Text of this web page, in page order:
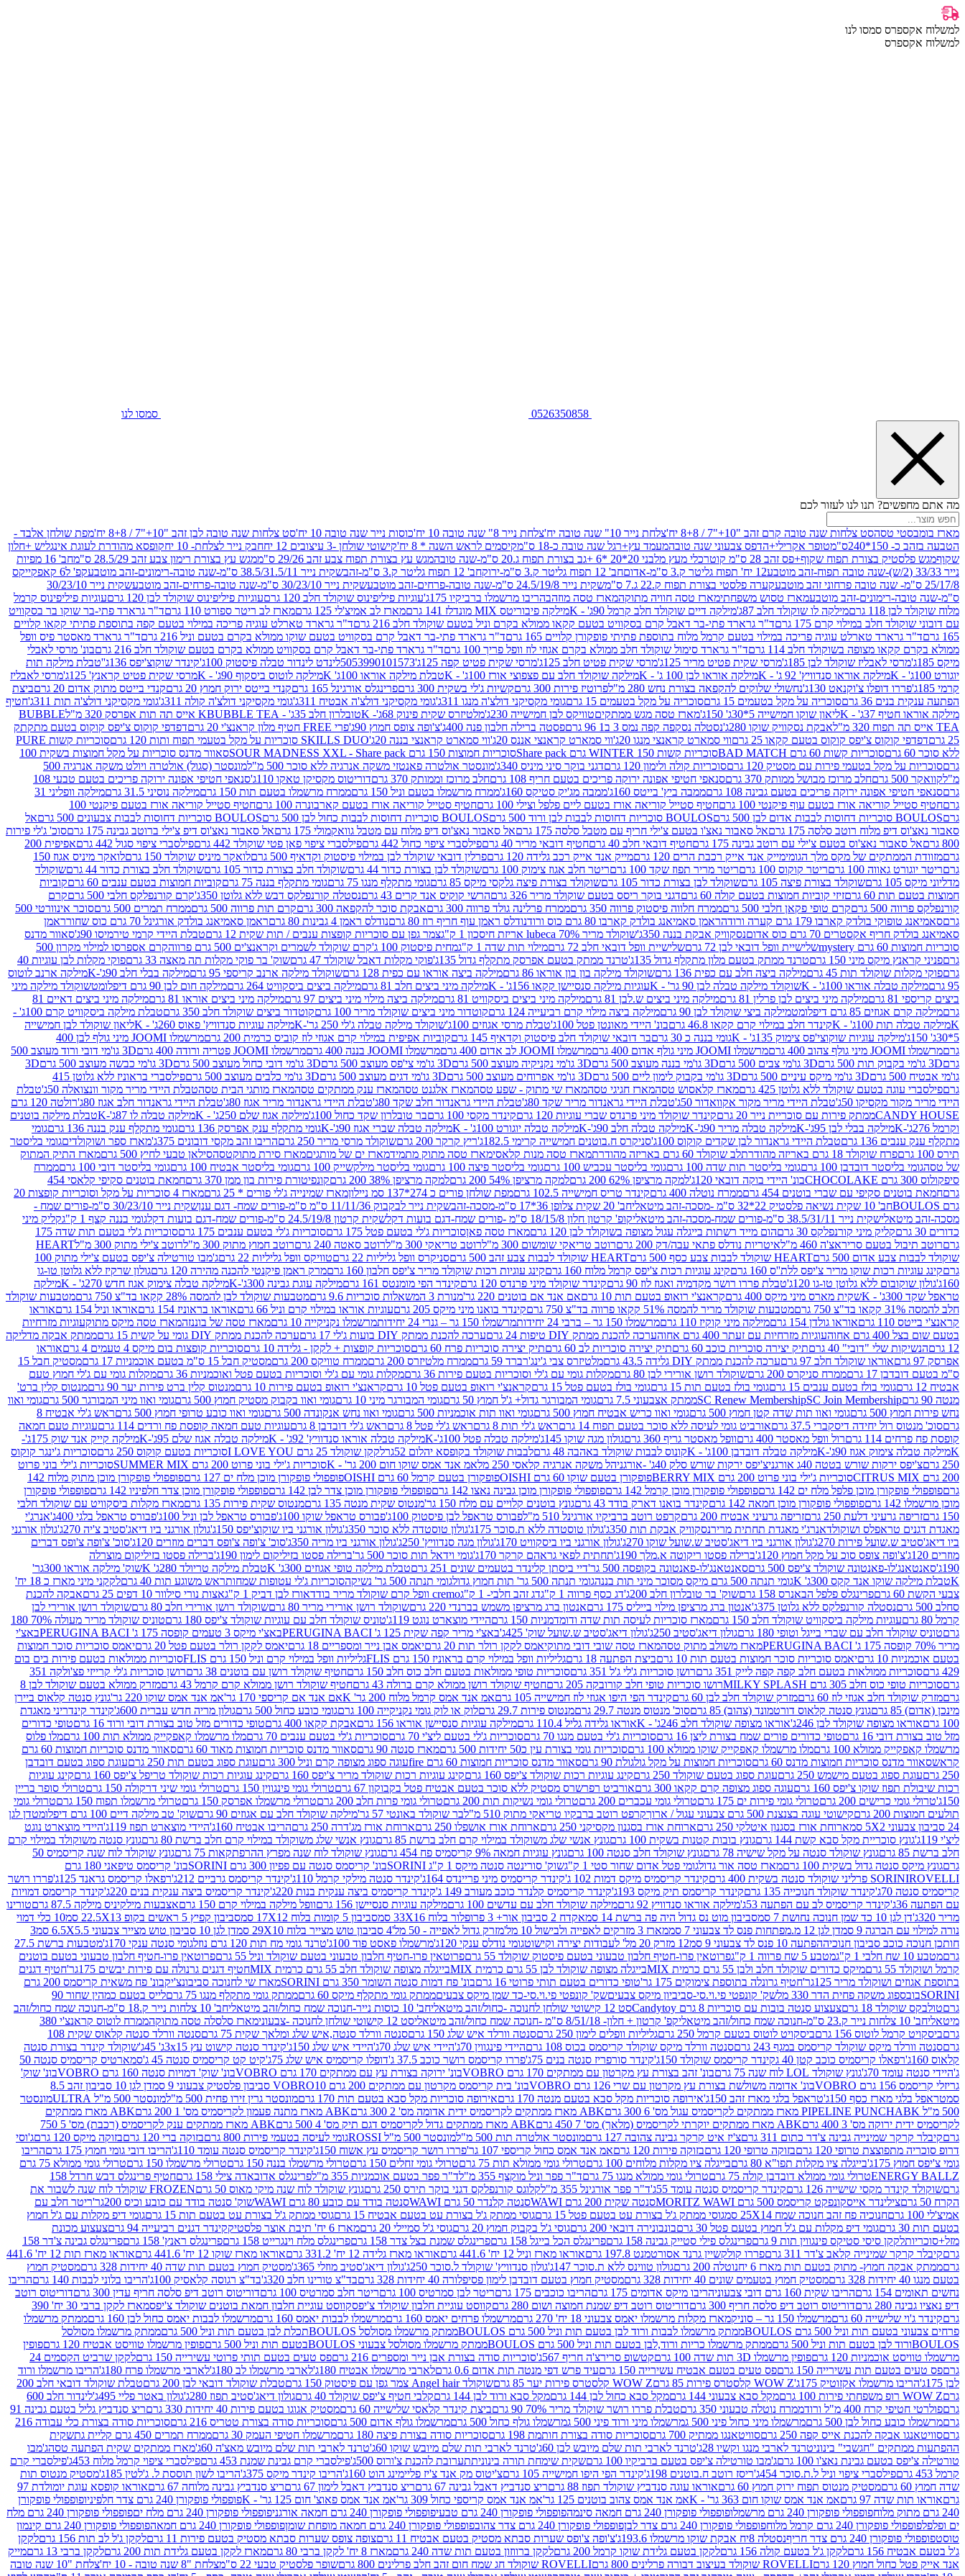
למשלוח אקספרס סמסו לנו
למשלוח אקספרס
0526350858 סמסו לנו
מה אתם מחפשים? תנו לנו לעזור לכם
מארז בומבסטי טסהסט צלחות שנה טובה קרם זהב "10+"7 / 8+8 יח' צלחת נייר 10" שנה טובה יח' צלחת נייר 8" שנה טובה 10 יח' כוסות נייר שנה טובה 10 יח' סט צלחות שנה טובה לבן זהב "10+"7 / 8+8 יח'
מפת שולחן אלבד -
הטבעה בזהב כ- 150*240ס"מ
טופר אקרילי+הדפס צבעוני שנה טובהמעמד עץ+רגל שנה טובה כ-18 ס"מ קיסמים לראש השנה * 8 יח' קישוטי שולחן -3 עיצובים 12 יח חבק נייר לצלחת- 10 יח
קופסא מהודרת לעוגת אינגליש +חלון
שקוףמגש פלסטיק בצורת תפוח שקוף+פס זהב 28 ס"מ קוטר כלי מעץ מלבני 20*20 *6 +גב בצורת תפוח ג.20 ס"מ-שנה טובה מגש עץ בצורת תפוח צבע זהב 29/26 ס"מ מגש עץ בצורת רימון צבע זהב 28.5/29 ס"מ
חב' 16 מפיות
נייר 33/33 (2/ש)-שנה טובה תפוח-זהב מוטבע
12 יח' תפוח גליטר ק.3 ס"מ-אדום חב' 12 תפוח גליטר ק.3 ס"מ-ירוק חב' 12 תפוח גליטר ק.3 ס"מ-זהב שקית נייר 38.5/31.5/11 ס"מ-שנה טובה-רימונים-זהב מוטבע
קפ' ל6 קאפקייקס
25/17/8 ס"מ- שנה טובה פרחוני זהב מוטבע
קערה פלסטי בצורת תפוח ק.22 ג.7 ס"מ שקית נייר 24.5/19/8 ס"מ-שנה טובה-פרחים-זהב מוטבע שקית נייר 30/23/10 ס"מ-שנה טובה-פרחים-זהב מוטבע
שקית נייר 30/23/10
ס"מ-שנה טובה-רימונים-זהב מוטבעמארז טסוש משפחתימארז טסה חוויה מתוקהמארז טסה מוזהבהריבו מרשמלו ברביקיו 175ג' עוגיות פיליפינוס שוקולד חלב 120 גרם עוגיות פיליפינוס שוקולד לבן 120 גרם
עוגיות פיליפינוס קרמל
מלוח שוקולד לבן 118 גרם
מילקה לו שוקולד חלב 87ג' מילקה דיים שוקולד חלב קרמל 90ג' - K מילקה פיבוריטס MIX מונדלז 141 גרם מארז לב אמיצ'לי 125 גרם מארז לב ריטר ספורט 110 גרם
ד"ר גרארד פתי-בר שוקו בר בסקוויט
עם דובוני שוקולד חלב במילוי קרם 175 גרם
ד"ר גרארד פתי-בר דאבל קרם בסקוויט בטעם קקאו ממולא בקרם וניל בטעם שוקולד חלב 216 גרם
ד"ר גרארד טארלט עוגיה פריכה במילוי בטעם קפה בתוספת פתיתי קקאו קלויים
165 גרם
ד"ר גרארד טארלט עוגיה פריכה במילוי בטעם קרמל מלוח בתוספת פתיתי פופקורן קלויים 165 גרם ד"ר גרארד פתי-בר דאבל קרם בסקוויט בטעם שוקו ממולא בקרם בטעם וניל 216 גרם
ד"ר גרארד מאסטר פיס וופל
ממולא בקרם קקאו מצופה בשוקולד חלב 114 גרם
ד"ר גרארד סימול שוקולד חלב ממולא בקרם אגוזי לוז וופל פריך 100 גרם ד"ר גרארד פתי-בר דאבל קרם בסקוויט ממולא בקרם בטעם שוקולד חלב 216 גרם
בונ' מרסי לאבלי
מיקס 185ג'
מרסי לאבליז שוקולד לבן 185ג' מרסי שקית פטיט מריר 125ג' מרסי שקית פטיט חלב 125ג' מרסי שקית פטיט קפה 125ג' 5053990101573לינדט לינדור טבלה פיסטוק 100ג' קינדר שוקוצ'יפס 136ג'
'טבלת מילקה תות
יוגורט 100ג' - K
מילקה אוראו סנדוויץ' 92 ג' - K מילקה אוראו לבן 100 ג' - K מילקה שוקולד חלב עם פצפוצי אורז 100ג' - K טבלת מילקה אוראו 100ג' K מילקה לוטוס ביסקוף 90ג' - K מרסי שקית פטיט קראנץ' 125ג'
מרסי לאבליז
קרמי 185ג'
פררו דופלו צ'וקנאט 130ג' נחשולי שלוקים להקפאה בצורת נחש 280 מ"ל פרוטיז פירות 300 גרם קשיות ג'לי בשקית 300 גרם פרינגלס אורגינל 165 גרם קנדי בייטס ירוק חמוץ 20 גרם קנדי בייטס מתוק אדום 20 גרם
ביצת
הפתעה ענקית בנים 36 גרם
סוכריה על מקל בטעמים 15 גרם סוכריה על מקל בטעמים 15 גרם גומי מקסיקני דולצ'ה מנגו 311ג' גומי מקסיקני דולצ'ה אבטיח 311ג' גומי מקסיקני דולצ'ה קולה 311ג' גומי מקסיקני דולצ'ה תות 311ג'
חטיף
מילקה אוראו חטיף 37ג' - K
ליאון שוקו חמישייה 5*30ג' 150ג' מארז טסה מגש ממתקיםטוויקס לבן חמישייה 230ג' מלטיזרס שקית פינוק 68ג'- K טובלרון חלב 35ג' - K BUBBLE TEA אייס תה תות אפרסק 320 מ"ל
BUBBLE
TEA אייס תה תפוח 320 מ"ל
אבקת נסקוויק שוקו 280ג' נסטלה נסקפה קפה נמס 3 ב1 96 גרם פסטה ברילה חלבון פנה 400ג' צ'ופה צופס חמוץ 90ג' פרי FREE חטיף מלון קראנצ'י 20 גרם
דפדפי קוקוס צ'יפס קוקוס בטעם מתקתק
25 גרם
דפדפי קוקוס צ'יפס קוקוס בטעם קקאו 25 גרם ווי סמארט קראנצי מנגו 20ג' ווי סמארט קראנצי אננס 20ג' ווי סמארט קראנצי בננה 20ג' SKILLS DUO סוכריות על מקל בטעמי תפוח ותות 120 גרם
סוכריות קשות PURE
ללא סוכר 60 גרם
סוכריות קשות 60 גרם BAD MATCH סוכריות קשות WINTER 150 גרם Share pack סוכריות חמוצות 150 גרם SOUR MADNESS XXL - Share pack
סאוור מדנס סוכריות על מקל חמוצות בשקית 100
גרםסוכריות על מקל בטעמי פירות עם מסטיק 120 גרם סוכריות קולה ולימון 120 גרם דגני בוקר סיני מיניס 340ג' מונסטר אולטרה פאנטזי משקה אנרגיה ללא סוכר 500 מ"ל
מונסטר (סגול) אולטרה ויולט משקה אנרגיה 500
מ"לקוואקר 500 גרם חלב מרוכז מבושל ממותק 370 גרם סנאפי חטיפי אפונה ירוקה פריכים בטעם חריף 108 גרם חלב מרוכז וממותק 370 גרם דוריטוס מקסיקן טאקו 110ג'
סנאפי חטיפי אפונה ירוקה פריכים בטעם טבעי 108
גרםסנאפי חטיפי אפונה ירוקה פריכים בטעם גבינה 108 גרם ממבה ביץ' בייטס 160ג' ממבה מג'יק סטיקס 160ג' ממרח מרשמלו בטעם וניל 150 גרם ממרח מרשמלו בטעם תות 150 גרם מילקה נוסיני 31.5 גרם
מילקה וופליני 31
גרםחטיף סטייל קוריאה אורז בטעם עוף פיקנטי 100 גרם חטיף סטייל קוריאה אורז בטעם ליים פלפל וצילי 100 גרם חטיף סטייל קוריאה אורז בטעם קארבונרה 100 גרם
חטיף סטייל קוריאה אורז בטעם פיקנטי 100
גרםBOULOS סוכריות דחוסות לבבות אדום לבן 500 גרם BOULOS סוכריות דחוסות לבבות לבן ורוד 500 גרם BOULOS סוכריות דחוסות לבבות כחול לבן 500 גרם BOULOS סוכריות דחוסות לבבות צבעונים 500 גרם
אל
סאבור נאצ'וס דיפ מלוח רוטב סלסה 175 גרם
אל סאבור נאצ'ו בטעם צ'ילי חריף עם מטבל סלסה 175 גרם אל סאבור נאצ'וס דיפ מלוח עם מטבל גוואקמולי 175 גרם אל סאבור נאצ'וס דיפ צ'ילי ברוטב גבינה 175 גרם
סוכ' ג'לי פירות
800 גרם
אל סאבור נאצ'וס בטעם צ'ילי עם רוטב גבינה 175 גרם חטיף דובאי חלב 40 גרם חטיף דובאי מריר 40 גרם פילסברי ציפוי כחול 442 גרם פילסברי ציפוי פאן פטי שוקולד 442 גרם פילסברי ציפוי סגול 442 גרם
אפיפית 200
גרםמזוודת הממתקים של מקס מלך הגומימייק אנד אייק רכבת הרים 120 גרם מייק אנד אייק רכב גלידה 120 גרם פרלין דובאי שוקולד לבן במילוי פיסטוק וקדאיף 500 גרם לואקר מיניס שוקולד 150 גרם
לואקר מיניס אגוז 150
גרםריטר יוגורט גאווה 100 גרם ריטר קוקוס 100 גרם ריטר מריר תפוז שקד 100 גרם ריטר חלב אגוז צימוק 100 גרם שוקולד לבן בצורת כדור 44 גרם שוקולד חלב בצורת כדור 105 גרם שוקולד חלב בצורת כדור 44 גרם
שוקולד
מדליוני מיקס 105 גרם
שוקולד בצורת פיצה 105 גרם שוקולד לבן בצורת כדור 105 גרם שוקולד בצורת פיצה גלקסי מיקס 85 גרם גומי מתקלף מנגו 75 גרם גומי מתקלף בננה 75 גרם קוביות חמוצות בטעם ענבים 60 גרם
קוביות
חמוצות בטעם תות 60 גרם
זיזי קוביות חמוצות בטעם קולה 60 גרם דגני בוקר ריסס בטעם שוקולד מריר 326 גרם הרשי קוקיס אנד קרים 43 גרם נסטלה קורנפלקס דבש ללא גלוטן 350ג' קרם קורנפלקס חלבי 500 גרם
קרם
קורנפלקס פרווה 500 גרם
קרם טופי פקאן חלבי 500 גרם ממרח חלווה פיסטוק פרווה 350 גרם ממרח פרלינה גולד פרווה 300 גרם אבקת סוכר להקפאה 300 גרם קרם תות פרווה 500 גרם ממרח תמרים 500 גרם
סוכר אינוורטי 500
גרםסאמיאנג טופוקי בולדק קארבו 179 גרם קערה ורודה ראמן סאמיאנג בולדק קארבו 80 גרם כוס ורוד נודלס ראמן עוף חריף רוז 80 גרם נודלס ראמן 4 גבינות 80 גרם ראמן סאמיאנג בולדק אורגינל 70 גרם כוס שחור
ראמן
סאמיאנג בולדק חריף אקסטרים 70 גרם כוס אדום
נסקוויק אבקת בננה 350ג' שוקולד מריר 70% lubeca אריזת חיסכון 1 ק"ג צמר גפן עם סוכריות קופצות ענבים / תות שקית 12 גרם טבלת היידי קרמי טירמיסו 90ג'
סאוור מדנס
סוכריות חמוצות 60 גרם mystery
שלישיית וופל דובאי לבן 72 גרם שלישיית וופל דובאי חלב 72 גרם מילוי תות שדה 1 ק"ג מחית פיסטוק 100 ג' קרם שוקולד לשמרים וקראנצ'ים 500 גרם פרווה
קרם אספרסו למילוי מקרון 500
גרםפניני קראנץ מיקס מיני 150 גרם טרנד ממתק בטעם מלון מתקלף גדול 135ג' טרנד ממתק בטעם אפרסק מתקלף גדול 135ג' פוקי מקלות דאבל שוקולד 47 גרם שוק' בר פוקי מקלות תה מאצה 33 גרם
פוקי מקלות לבן עוגיות 40
גרםפוקי מקלות שוקולד תות 45 גרם מילקה ביצה חלב עם כפית 136 גרם שוקולד מילקה בון בון אוראו 86 גרם מילקה ביצה אוראו עם כפית 128 גרם שוקולד מילקה ארנב קריספי 95 גרם מילקה בבלי חלב 90ג'-K
מילקה ארנב לוטוס
95 גרם
מילקה טבלה אוראו 100ג' - K שוקולד מילקה טבלה לבן 90 גר' - K עוגיות מילקה סנסיישן קקאו 156ג' - K מילקה מיני ביצים חלב 81 גרם מילקה ביצים ביסקוויט 264 גרם מילקה חום לבן 90 גרם דיפלומט
שוקולד מילקה מיני
ביצים קריספי 81 גרם
מילקה מיני ביצים לבן פרלין 81 גרם מילקה מיני ביצים ש.לבן 81 גרם מילקה מיני ביצים ביסקוויט 81 גרם מילקה ביצה מילוי מיני ביצים 97 גרם מילקה מיני ביצים אוראו 81 גרם
מילקה מיני ביצים דאיים 81
גרםמילקה קרם אגוזים 85 גרם דיפלומט מילקה ביצי שוקולד לבן 90 גרם מילקה ביצה מילוי קרם רביעייה 124 גרם קוטדור מיני ביצים שוקולד מריר 100 גרם קוטדור ביצים שוקולד חלב 350 גרם
טבלת מילקה ביסקוויט קרם 100ג' -
Kמילקה טבלה תות 100ג' - K קינדר חלב במילוי קרם קקאו 46.8 גרם בונ' היידי מאונטן פטל 100ג' טבלת מרסי אגוזים 100ג' שוקולד מילקה טבלה ג'לי 250 גר'-K מילקה עוגיות סנדוויץ' פאוס 260ג' - K
ליאון שוקולד לבן חמישייה
5*30ג' 150ג'
מילקה עוגיות שוקוצי'פס צימוק 135ג' - K גומי בננה כ 30 גרם בר דובאי שוקולד חלב פיסטוק וקדאיף 145 גרם קוביות אפיפית במילוי קרם אגוזי לוז קוביס כרמית 200 גרם
מרשמלו JOOMI מיני גולף לבן 400
גרםמרשמלו JOOMI מיני גולף צהוב 400 גרם מרשמלו JOOMI מיני גולף אדום 400 גרם מרשמלו JOOMI לב אדום 400 גרם מרשמלו JOOMI בננה 400 גרם מרשמלו JOOMI פטריה ורודה 400 גרם
3D גו'מי דובי ורוד מעוצב 500
גרם3D גו'מי בקבוק תות 500 גרם 3D גו'מי צבים 500 גרם 3D גו'מי בננה מעוצב 500 גרם 3D גו'מי נקניקיה מעוצב 500 גרם 3D גו'מי צי'פס מעוצב 500 גרם 3D גו'מי דובי כחול מעוצב 500 גרם 3D גו'מי כבשה מעוצב 500 גרם
3D
גו'מי אבטיח 500 גרם
3D גו'מי מיקס עיניים 500 גרם 3D גו'מי בקבוק לימון ליים 500 גרם 3D גו'מי אפרוחים מעוצב 500 גרם 3D גו'מי דגים מעוצב 500 גרם 3D גו'מי כלבים מעוצב 500 גרם
פילסברי בראוניז ללא גלוטן 415
גרםפילסברי עוגה בטעם שוקולד ללא גלוטן 425 גרם מארז קלאסוש טסהמארז חגיגי טסהמארז שי מתוק - שפע טסהמארז אלגנט טסהמארז ענק ממתקים טסהמארז מותגי הבית טסהטבלת היידי מריר מקור וונצואלה 50ג'
טבלת
היידי מריר מקור מקסיקו 50ג'
טבלת היידי מריר מקור אקוואדור 50ג' טבלת היידי גראנדור מריר שקד 80ג' טבלת היידי גראנדור חלב שקד 80ג' טבלת היידי גראנדור מריר אגוז 80ג' טבלת היידי גראנדור חלב אגוז 80ג'
רולטה 120 גרם
CANDY HOUSEממתק פירות עם סוכריית נייר 20 גרם קינדר שוקולד מיני פרנדס שברי עוגיות 120 גרם קינדר מקסי 100 גרם בר טובלרון שקד כחול 100ג' מילקה אגוז שלם 250ג' - K מילקה טבלה לו 87ג'-K
טבלת מילקה בוטנים
וקרמל 276ג'-K
מילקה בבלי לבן 95ג'-K מילקה טבלה מריר 90ג'-K מילקה טבלה חלב 90ג'-K מילקה טבלה יוגורט 100ג' - K מילקה טבלה שברי אגוז 90ג'-K גומי מתקלף ענק אפרסק 136 גרם גומי מתקלף ענק בננה 136 גרם
גומי
מתקלף ענק ענבים 136 גרם
טבלת היידי גראנדור לבן שקדים קוקוס 100ג' סניקרס ח.בוטנים חמישייה קרימי 182.5ג' ריץ קרקר 200 גרם שוקולד מרסי מריר 250 גרם הריבו זהב מקסי דובונים 375ג' מארז ספר ושוקולדיםגומי בליסטר
תירס 100 גרם
פרח שוקולד 18 גרם באריזה מהודרת לב שוקולד 60 גרם באריזה מהודרת מארז טסה מנות קלאסימארז טסה מתוק מתמידמארז ים של מותגיםמארז סירת מתוקטסהסילאן טבעי לחיץ 500 גרם
מארז התיק המתוק
של טסהגומי בליסטר דובדבן 100 גרם גומי בליסטר תות שדה 100 גרם גומי בליסטר עכביש 100 גרם גומי בליסטר פיצה 100 גרם גומי בליסטר מילקשייק 100 גרם גומי בליסטר אבטיח 100 גרם גומי בליסטר דובי 100 גרם
ממרח
סיפקולוס 300 גרם CHOCOLAKE
בונ' היידי בוקה דובאי 120ג' למקה מרציפן 62% 200 גרם למקה מרציפן 54% 200 גרם למקה מרציפן 38% 200 גרם קונפיטורת פירות בון ממן 370 גרם
חמאת בוטנים סקיפי קלאסי 454
גרםחמאת בוטנים סקיפי עם שברי בוטנים 454 גרם ממרח נוטלה 400 גרם קינדר טריס חמישייה 102.5 גרם מפת שולחן פורים כ 274*137 סמ ניילון מארז שמינייה ג'לי פורים * 25 גרם
מארז 4 סוכריות על מקל וסוכריות קופצות 20
גרם BOULOS
חב' 10 שקית נשיאה פלסטיק 22*32 ס"מ -מסכה-זהב מיטאלי חב' 20 שקית צלופן 36*17 ס"מ-מסכה-זהב שקית נייר לבקבוק 11/11/36 ס"מ ס"מ-פורים שמח- דגם ענן
שקית נייר 30/23/10 ס"מ-פורים שמח -
מסכה-זהב מיטאלישקית נייר 38.5/31/11 ס"מ-פורים שמח-מסכה-זהב מיטאלי קופ' קרטון חלון 18/15/8 ס"מ -פורים שמח-דגם בועות דקל שקית קרטון 24.5/19/8 ס"מ-פורים שמח-דגם בועות דקל גומי בננה קצף 1 ק"ג
קליק מיני
כדורים 30 גרם
קליק מיני קורנפלקס 30 גרם הום מייד רשתות בייגלה עגול מצופה בשוקולד לבן 120 גרם מארז טסה פאןסוכריות ג'לי בטעם פטל 175 גרם סוכריות ג'לי בטעם ענבים 175 גרם
סוכריות ג'לי בטעם תות שדה 175
גרםרוטב תיבול בטעם סריראצ'ה 460 מ"ל איטריות נודלס פתאי עבה/דק 200 גרם רוטב טריאקי שומשום 300 מ"ל רוטב טריאקי 300 מ"ל רוטב סאטה 240 גרם רוטב חמוץ מתוק 300 מ"ל רוטב צ'ילי מתוק 300 מ"ל
HEART
שוקולד לבבות צבע אדום 500 גרם
HEART שוקולד לבבות צבע כסף 500 גרם HEART שוקולד לבבות צבע זהב 500 גרם סניקרס וופל גליליות 22 גרם טוויקס וופל גליליות 22 גרם
ג'מבו טורטילה צ'יפס בטעם צ'ילי מתוק 100
גרםקינג עוגיות רכות שוקו מריר צ'יפס ללת''ס 160 גרם קינג עוגיות רכות צ'יפס קרמל מלוח 160 גרם קינג עוגיות רכות שוקולד מריר צ'יפס חלבון 160 גרם מרק ראמן פיקנטי להכנה מהירה 120 גרם
גולון שרקיז ללא גלוטן טו-גו
160ג' גולון שוקובום ללא גלוטן טו-גו 120ג' טבלת פררו רושר מקדמיה ואגוז לוז 90 גרם קינדר שוקולד מיני פרנדס 120 גרם קינדר הפי מומנטס 161 גרם מילקה עוגת גבינה 300ג'-K מילקה טבלה צימוק אגוז חדש 270ג' - K
מילקה
טראפל שקד 300ג' - K
שקית מארס מיני מיקס 400 גרם קראנצ'י רואופ בטעם תות 10 גרם אם אנד אם בוטנים 220 גר' מנורת 3 המשאלות סוכריות 9.6 גרם מטבעות שוקולד לבן להמסה 28% קקאו בד"צ 750 גרם
מטבעות שוקולד
חלב להמסה 31% קקאו בד"צ 750 גרם
מטבעות שוקולד מריר להמסה 51% קקאו פרווה בד"צ 750 גרם קינדר בואנו מיני מיקס 205 גרם עוגיות אוראו במילוי קרם וניל 66 גרם אוראו בראוניז 154 גרם אוראו וניל 154 גרם
אוראו
קראנצ'י בייטס 110 גרם
אוראו גולדן 154 גרם מילקה מיני קוקיז 110 גרם מרשמלו 150 גר – ברבי 24 יחידות מרשמלו 150 גר – גנרי 24 יחידות מרשמלו נקניקייה 10 גרם מארז טסה של בוננזהמארז טסה מיקס מתוקעוגיות מזרחיות
בטעם שום בצל 400 גרם אחוה
עוגיות מזרחיות עם זעתר 400 גרם אחוה ערכה להכנת ממתק DIY טיפות 24 גרם ערכה להכנת ממתק DIY בועות ג'לי 17 גרם ערכה להכנת ממתק DIY גומי על קשית 15 גרם
ממתק אבקה מדליקה
12 גרם
הנשיקות שלי "דובי" 40 גרם תיק יצירה סוכריות כוכב 60 גרם תיק יצירה סוכריות לב 60 גרם תיק יצירה סוכריות פרח 60 גרם סוכריות קופצות + לקקן - גלידה 10 גרם סוכריות קופצות בום מיקס 4 טעמים 4 גרם
אוראו
אפרסק 97 גרם
אוראו שוקולד חלב 97 גרם ערכה להכנת ממתק DIY גלידה 43.5 גרם מלטיזרס צבי ג'ינג'רברד 59 גרם ממרח מלטיזרס 200 גרם ממרח טוויקס 200 גרם מסטיק חבל 15 ס"מ בטעם אוכמניות 17 גרם
מסטיק חבל 15
ס"מ בטעם דובדבן 17 גרם
ממרח סניקרס 200 גרם שוקולד רושן אורירי לבן 80 גרם מקלות גומי עם ג'לי וסוכריות בטעם פירות 36 גרם מקלות גומי עם ג'לי וסוכריות בטעם פטל ואוכמניות 36 גרם
מקלות גומי עם ג'לי חמוץ טעם
אבטיח 12 גרם
גומי בולז בטעם ענבים 15 גרם גומי בולז בטעם תות 15 גרם גומי בולז בטעם פטל 15 גרם קראנצ'י רואופ בטעם פטל 10 גרם קראנצ'י רואופ בטעם פירות 10 גרם מנטוס קלין ברט פירות יער 90 גרם
מנטוס קלין ברט'
מנטה 90 גרם
SC Renew MembershipSC Join Membership ממתק אצבעוני 7.5 גרם גומי המבורגר גדול+ ג'ל חמוץ 50 גרם גומי המבורגר מיני 10 גרם גומי ואוו בקבוק מסטיק חמוץ 500 גרם גומי ואוו מיני המבורגר 500 גרם
גומי ואוו
נחש פירות חמוץ 500 גרם
גומי ואוו תות שדה קטן חמוץ 500 גרם גומי ואוו כריש אבטיח חמוץ 500 גרם גומי ואוו תות אוכמניות 500 גרם גומי ואוו נחש אנקונדה 500 גרם גומי ואוו כובע טרופי חמוץ 500 גרם
ראש ג'לי אבטיח 8
גרםסוכ' מנטוס רול יחידה דיסקברי 37.5 גרם אורביט גומי לעיסה ללא סוכר בטעם תפוח 14 גרם ראש ג'לי תות 8 גרם ראש ג'לי פטל 8 גרם ראש ג'לי דובדבן 8 גרם עוגיות טעם חמאה קופסת פח ורדים 114 גרם
עוגיות טעם חמאה
קופסת פח פרחים 114 גרם
רול וופל מאסטר 400 גרם וופל מאסטר גריף 360 גרם גולון מגה שוקו 145ג' מילקה טבלה פטל 100ג'-K מילקה טבלה אוראו סנדוויץ' 92ג' - K מילקה טבלה אגוז שלם 95ג'-K
מילקה קייק אנד שוק 175ג'-
Kמילקה טבלה צימוק אגוז 90ג'-K מילקה טבלה דובדבן 100ג' - K קונוס לבבות שוקולד באהבה 48 גרם לבבות שוקולד בקופסא יהלום 52גר לקקן שוקולד 25 גרם I LOVE YOU סוכריות בטעם קוקוס 250 גרם
סוכריות ג'ינגר קוקוס
250 גרם
צ'יפס ירקות שורש בטטה 40ג אורגני צ'יפס ירקות שורש סלק 40ג' -אורגני הל משקה אנרגיה קלאסי 250 מל אמ אנד אמס שוקו חום 200 גר' - K סוכריות ג'ילי בוני פרוט 200 גרם SUMMER MIX
סוכריות ג'ילי בוני פרוט
200 גרם CITRUS MIX
סוכריות ג'ילי בוני פרוט 200 גרם BERRY MIX פופקורן בטעם שוקו 60 גרם OISHI פופקורן בטעם קרמל 60 גרם OISHI פופפולי פופקורן מוכן מלח ים 127 גרם
פופפולי פופקורן מוכן מתוק מלוח 142
גרםפופפולי פופקורן מוכן פלפל מלח ים 142 גרם פופפולי פופקורן מוכן קרמל 142 גרם פופפולי פופקורן מוכן גבינה נאצו 142 גרם פופפולי פופקורן מוכן צדר לבן 142 גרם פופפולי פופקורן מוכן צדר חלפיניו 142 גרם
פופפולי פופקורן
מוכן מרשמלו 142 גרם
פופפולי פופקורן מוכן חמאה 142 גרם קינדר בואנו דארק בודד 43 גרם גונץ בוטנים קלויים עם מלח 150 גר' מנטוס שקית מנטה 135 גרם מנטוס שקית פירות 135 גרם
מארז מקלות ביסקוויט עם שוקולד חלבי
150 גרם
זריפה גרעיני דלעת 250 גרם זריפה גרעיני אבטיח 200 גרם קרפט רוטב ברביקיו אורגינל 510 מ"ל פבורס טראפל לבן פיסטוק 100ג' פבורס טראפל שוקו 100ג' פבורס טראפל לבן וניל 100ג' פבורס טראפל בלגי 400ג'
אנרג'י
מאגדת דגנים טראפלס ושוקולדאנרג'י מאגדת תחתית מרירנסקוויק אבקת תות 350ג' גולון טוסטדה ללא ת.סוכר 175ג' גולון טוסטדה ללא סוכר 350ג' גולון אורגני ביו שוקוצ'יפס 150ג' גולון אורגני ביו דיאג'סטיב צ'יה 270ג'
גולון אורגני
ביו דיאג'סטיב ש.שועל פירות 270ג'
גולון אורגני ביו דיאג'סטיב ש.שועל שוקו 270ג' גולון אורגני ביו ביסקוויט 170ג' גולון מגה סנדוויץ' 250ג' גולון אורגני ביו מריה 350ג' סוכ' צ'ופה צ'ופס דברים מוזרים 120ג'
סוכ' צ'ופה צ'ופס דברים
מוזרים 120ג'
צ'ופה צופס סוכ על מקל חמוץ 120ג' ברילה פסטו ריקוטה א.מלך 190ג' תחתית לפאי גראהם קרקר 170ג' גומי וידאל תות סוכר 500 גר' ברילה פסטו בזיליקום לימון 190ג'
ברילה פסטו בזיליקום מוצרלה
190ג' סאנטאנג'לו-פאנטונה שוקולד צ'יפס 500 גרם סאנטאנג'לו-פאנטונה בקופסה 500 גר' דיי ביסתן קלינדר בטעמים שונים 251 גרם טבלת מילקה טופי אגוזים 300ג' K טבלת מילקה טריולד 280ג' K
שוק' מילקה אוראו 300גר'
Kטבלת מילקה שוקו אנד קקס 300ג' K גומי תנתה 500 גרם מיקס מסוכר מיני תות בננה גומי תנתה 500 גר' תות חמוץ גדול גומי תנתה 500 גר' נשיקה סוכריות ג'לי עטופות שמחותראש משוגע תות 40 גרם
לקקני מיני מארז כ 18 יח'
צבעי הקשת 60 גרם
פרינגלס פלפל הבאנרס 158 גרם שוק' בר טובלרון חלב 200ג' דג כסף פרווה 1 ק"ג דג זהב חלבי- 1 ק"ג cremo וופל קרם שוקולד מריר בודד אורז לבן דביק 1 ק"ג אצות נורי סילוור 10 דפים 25 גרם
אבקה להכנת
סחלב 500 גרם
נסטלה קורנפלקס ללא גלוטן 375ג' אנטון ברג מרציפן מילוי בייליס 175 גרם אנטון ברג מרציפן משמש בברנדי 220 גרם שוקולד רושן אורירי מריר 80 גרם שוקולד רושן אורירי חלב 80 גרם
שוקולד רושן אורירי לבן
קרמל 80 גרם
עוגיות מילקה ביסקוויט שוקולד חלב 150 גרם מארז סוכריות לעיסה תות שדה ודומדמניות 150 גרם היידי מוצארט נוגט 119ג' טוניס שוקולד חלב עם עוגיות שוקולד צ'יפס 180 גרם
טוניס שוקולד מריר מעולה 70% 180
גרםטוניס שוקולד חלב עם שברי בייגל וטופי 180 גרם גולון דיאג'סטיב 250ג' גולון דיאג'סטיב ש.שועל שוק' 425ג' באצ'י מריר קפה שקית 125 ג' PERUGINA BACI באצ'י מיקס 3 טעמים קופסה 175 ג' PERUGINA BACI
באצ'י
מריר 70% קופסה 175 ג' PERUGINA BACI
מארז משולב מתוק טסהמארז טסה שובי דובי מתוקיאמס לקקן רולר תות 20 גרם יאמס אבן נייר ומספריים 18 גרם יאמס לקקן רולר בטעם פטל 20 גרם
יאמס סוכריות סוכר חמוצות
בטעם אוכמניות 10 גרם
יאמס סוכריות סוכר חמוצות בטעם תות 10 גרם ביצת הפתעה 18 גרם גליליות וופל במילוי קרם בראוניז 150 גרם FLIS גליליות וופל במילוי קרם וניל 150 גרם FLIS
סוכריות ממולאות בטעם פירות בים בום
429 גרם
סוכריות ממולאות בטעם חלב קפה קפה לייק 351 גרם רושן סוכריות ג'לי ג'ל 351 גרם סוכריות טופי ממולאות בטעם חלב כוס חלב 150 גרם חטיף שוקולד רושן עם בוטנים 38 גרם
רושן סוכריות ג'לי קרייזי פצ'ולקה 351
גרםסוכריות טופי כוס חלב 305 גרם MILKY SPLASH רושו סוכריות טופי חלב קורובקה 205 גרם חטיף שוקולד רושן ממולא קרם ברולה 43 גרם חטיף שוקולד רושן ממולא קרם קרמל 43 גרם
מזרק ממולא בטעם שוקולד לבן 8
גרםמזרק שוקולד חלב אגוזי לוז 60 גרם מזרק שוקולד חלב לבן 60 גרם קינדר הפי היפו אגוזי לוז חמישייה 105 גרם אמ אנד אמס קרמל מלוח 200 גר' K אם אנד אם קריספי 170 גר' אמ אנד אמס שוקו 220 גר'
גונץ סנטה קלאוס ביירן
מינכן (אדום) 85 גרם
גונץ סנטה קלאוס דורטמונד (צהוב) 85 גרם סוכ' מנטוס מנטה 29.7 גרם מנטוס פירות 29.7 גרם לוק או לוק גומי נקניקייה 100 גרם גומי כובע כחול 500 גרם גולון מריה חדש עברית 600ג'
קינדר קינדריני מאגדת
100 גרם
אוראו מצופה שוקולד לבן 246ג' אוראו מצופה שוקולד חלב 246ג' - K אוראו גלידה גליל 110.4 גרם מילקה עוגיות סנסיישן אוראו 156 גרם אבקת קקאו 400 גרם טופי כדורים מזל טוב בצורת דובי ורוד 16 גרם
טופי כדורים
מזל טוב בצורת דובי 16 גרם
טופי כדורים פורים שמח בצורת ליצן 16 גרם סוכריות ג'לי בטעם מנגו 70 גרם סוכריות ג'לי בטעם ליצ'י 70 גרם סוכריות ג'לי בטעם ענבים 70 גרם מלו מרשמלו קאפקייק ממולא תות 100 גרם
מלו פלוס
מרשמלו קאפקייק ממולא 100 גרם
מלו מרשמלו קאפקייק שוקו ממולא 100 גרם סוכריות גומי בצורת עין כ50 יחידות 500 גרם מארז סנטה 90 גרם סאוור מדנס סוכריות חמוצות מאוד 60 גרם
סאוור מדנס סוכריות חמוצות 60 גרם
קראשסאוור מדנס סוכריות חמוצות מדנס 60 גרם סוכריות חמוצות על מקל גולגולת 90 גרם סאוור מדנס סוכריות חמוצות 60 גרם fire עוגה ספוג מצופה קרם וניל 300 גרם עוגת ספוג בטעם תות 250 גרם
עוגת ספוג בטעם דובדבן
250 גרם
עוגת ספוג בטעם מישמש 250 גרם עוגת ספוג בטעם שוקולד 250 גרם קינג עוגיות רכות שוקולד צ'יפס 160 גרם קינג עוגיות רכות שוקולד מריר צ'יפס 160 גרם קינג עוגיות רכות שוקולד טריפל צ'יפס 160 גרם
קינג עוגיות
רכות שיבולת תפוז שוקו צ'יפס 160 גרם
עוגה ספוג מצופה קרם קקאו 300 גרם אורביט רפרשרס מסטיק ללא סוכר בטעם אבטיח פטל בקבוקון 67 גרם טרולי גומי פינגווין 150 גרם טרולי גומי שיני דרקולה 150 גרם
טרולי סופר בריין
150ג' טרולי גומי כרישים 200 גרם טרולי גומי פירות ים 175 גרם טרולי גומי עכברים 200 גרם טרולי גומי נשיקות תות 200 גרם טרולי גומי פרות חלב 200 גרם טרולי מרשמלו אפרסק 150 גרם טרולי מרשמלו תפוח 150 גרם
טרולי גומי
תולעים חמוצות 200 גרם
קישוטי עוגה בצנצנת 500 גרם צבעוני עגול / ארוך קרפט רוטב ברבקיו טריאקי מתוק 510 מ"ל בר שוקולד באונטי 57 גר' מילקה שוקולד חלב עם אגוזים 90 גרם שוק' טב מילקה דיים 100 גרם דיפלומט
דן לגן
24 סביבון צבעוני 5X2 סמ
ארוחת אורז בסגנון איטלקי 250 גרם ארוחת אורז בסגנון מקסיקני 250 גרם ארוחת אורז אושפלו 250 גרם ארוחת אורז מג'דרה 250 גרם הריבו אבטיח 160ג' היידי מוצארט תפוז 119ג'
היידי מוצארט נוגט
ליצ'י 119ג'
גונץ סוכריית מקל סבא קשת 144 גרם גונץ בובות קטנות בשקית 100 גרם גונץ אנשי שלג משוקולד במילוי קרם חלב ברשת 85 גרם גונץ אנשי שלג משוקולד במילוי קרם חלב ברשת 80 גרם
גונץ סנטה משוקולד במילוי קרם
חלב ברשת 85 גרם
גונץ שוקולד סנטה על מקל שישיה 78 גרם גונץ שוקולד חלב סנטה 100 גרם גונץ עוגיות חמאה 9% קריסמיס פח 454 גרם גונץ שוקולד לוח שנה מפרץ ההרפתקאות 75 גרם
גונץ שוקולד לוח שנה קריסמיס 50
גרםגונץ מיקס סנטה גדול בשקית 100 גרם מארז טסה אור גדולגומי פטל אדום שחור סטי 1 ק"ג שוק' סורינטה סנטה מיקס 1 ק"ג SORINI בונ' קריסמס סנטה עם פפיון 300 גרם SORINI
בונ' קריסמס טיפאני 180 גרם
SORINIROVELLI פרליני שוקולד סנטה בשקית 400 גרם קינדר קריסמיס מיקס דמות 102 ג' קינדר קריסמיס מיני פריינדס 164ג' קינדר סנטה מילקי קרמל 110ג' קינדר קריסמס גרביים 212ג' רפאלו קריסמס גראנד 125ג'
פררו רושר
קריסמיס סנטה 70ג'
קינדר שוקולד חנוכייה 135 גרם קינדר קריסמס תיק מיקס 193ג' קינדר קריסמיס קלנדר כוכב מעורב 149 ג' קינדר קריסמיס ביצה ענקית בנות 220ג' קינדר קריסמיס ביצה ענקית בנים 220ג'
קינדר קריסמס דמויות
עם הפתעה 36ג'
קינדר קריסמיס לב עם הפתעה 53ג' מילקה אוראו סנדוויץ 92 גרם מילקה שוקולד חלב עם עדשים 100 גרם מילקה עוגיות סנסיישן 156 גרם וופל מילקה במילוי קרם 150 גרם אצבעות מילקיניס מילקה 87.5 גרם
טורינו
מריר 320ג'
דן לגן 10 כד שמן חנוכה נחושת 7 סמ סביבון מוט נס גדול היה פה ברשת 14 סמ אקדח 2 סביבון אור+ 3 פרופלור בלוח 33X16 סמ סביבון 5 קומות בלוח 17X12 סמ סביבון קפיץ 5 ראשים בקופ 22.5X13 סמ
10 כלי דמוי
נורה למילוי עם הברגה 9 סמ
דן לגן 12 מ.מפתחות פנס לד צבעוני 7 סמ מארז 3 מזרקים לאפייה ולבישול 10 מל' מזרק גדול לאפייה - 50 מל' 4 סביבון טוש מצייר בלוח 29X10 סמ דן לגן 10 סביבון טוש מצייר צבעוני 6.5X5.5 סמ
3
חותכן חנוכה כוכב סביבון חנוכיההפתעה 10 פנס לד צבעוני 9 סמ 12 מזרק 20 מל' לעבודות יצירה וקישוט גומי נודלס ענקי 120ג' מרשמלו פאסט פוד 100ג' טרנד גומי מח תות 120 גרם נוזל גומי סנטה ענקי 170ג'
מטבעות ברשת 27.5
גרםמטבע 10 שח חלבי 1 ק"ג מטבע 5 שח פרווה 1 ק"ג פרוטאין פרו-חטיף חלבון טבעוני בטעם פיסטוק שוקולד 55 גרם פרוטאין פרו-חטיף חלבון טבעוני בטעם שוקולד וניל 55 גרם
פרוטאין פרו-חטיף חלבון טבעוני בטעם בוטנים
קרמל ושוקולד 55 גרם
מיקס כדורים שוקולד חלב ולבן 55 גרם כרמית MIX בייגלה מצופה שוקולד לבן 55 גרם כרמית MIX בייגלה מצופה שוקולד חלב 55 גרם כרמית MIX חטיף דגנים גרנולה עם פירות יבשים 175גר'
חטיף דגנים
בתוספת אגוזים ושוקולד מריר 125גר'
חטיף גרונלה בתוספת צימוקים 175 גר' טופי כדורים בטעם תותי פרוטי 16 גרם בונ' פח דמות סנטה השומר 350 גרם SORINI מארז שי לחנוכה סביבונצ'יק
בונ' פח משאית קריסמס 200 גרם
SORINIבובספוג משקה פחית הדר 330 מל שק' קונפטי פי.וי.סי-סביביון מיקס צבעיםשק' קונפטי פי.וי.סי-כד שמן מיקס צבעיםממתק גומי מתקלף מיקס 60 גרם ממתק גומי מתקלף מנגו 75 גרם
לייס בטעם כמהין שחור 90
גרםטולבקס שוקולד 18 גרם צעצוע סנטה בובות עם סוכריות 8 גרם Candytoy סט 12 קישוטי שולחן לחנוכה -כחול/זהב מיטאלי חב' 10 כוסות נייר-חנוכה שמח כחול/זהב מיטאלי
חב' 10 צלחות נייר ק.18 ס"מ-חנוכה שמח כחול/זהב
מיטאליחב' 10 צלחות נייר ק.23 ס"מ-חנוכה שמח כחול/זהב מיטאלי קפ' קרטון + חלון- 8/51/18 ס"מ -חנוכה שמח כחול/זהב מיטאלי סט 12 קישוטי שולחן לחנוכה -צבעוני מארז סלסלה טסה מתוקה
ממרח לוטוס קראנצ'י 380
גרםביסקויט קרמל לוטוס 156 גרם ביסקויט לוטוס בטעם קרמל 250 גרם גליליות וופלים לימון 250 גרם סנטה וורלד איש שלג 150 גרם סנטה וורלד סנטה,איש שלג ומלאך שקית 75 גרם
סנטה וורלד סנטה קלאוס שקית 108
גרםסנטה וורלד מיקס שוקולד קריסמס במגף 243 גרם סנטה וורלד מיקס שוקולד קריסמס בכוס 108 גרם היידי פינגווין 70ג' היידי איש שלג 70ג' היידי איש שלג 150ג' קינדר סנטה קישוט עץ 3x15ג' 45ג'
שוקולד קינדר בצורת סנטה
קלאוס 160ג'
רפאלו קריסמיס כוכב קטן 40 ג קינדר קריסמס שוקולד 150ג' קינדר סורפריז סנטה בנים 75ג' פררו קריסמס רושר כוכב 37.5 ג' דופלו קריסמיס איש שלג 75ג' קיט קט קריסמיס סנטה 45 ג'
סמארטיס קריסמיס סנטה 50
ג'היידי סנטה עומד 70ג' גונץ שוקולד LOL לוח שנה 75 גרם בונ' זהב בצורת עץ מקרטון עם ממתקים 170 גרם VOBRO בונ' ירוקה בצורת עץ עם ממתקים 170 גרם VOBRO בונ' שוק' דמויות סנטה 160 גרם VOBRO
בונ' שוק'
גריזלי קריסמס 156 גרם VOBRO
בונ' אדומה משולשת בצורת עץ מקרטון עם שרי 126 גרם VOBRO בונ' בית קריסמס מקרטון עם ממתקים 200 גרם VOBRO 10 סביבון פלסטיק צבעוני 9 סמ
דן לגן 10 סביבון זהב 8.5
סמטראפל בלגי מארז כסף 150ג' טראפל בלגי מארז זהב 150ג' אירופה סוכריות מקל סבא בטעם מנטה 170 גרם אירופה סוכריות מקל סבא בטעם תות 170 גרם מונסטר גרין זירו פחית 500 מ"ל מונסטר 500 מ"ל ULTRA
מונסטר
500 מ"ל PIPELINE PUNCH
ABK מארז ממתקים לקריסמיס עגול מס' 6 300 גרם ABK מארז ממתקים לקריסמיס ידית אדומה מס' 2 300 גרם ABK מארז מתנה פעמון לקריסמיס מס' 1 200 גרם
ABK מארז ממתקים
לקריסמיס ידית ירוקה מס' 3 400 גרם
ABK מארז ממתקים יוקרתי לקריסמיס (מלאך) מס' 7 450 גרם ABK מארז ממתקים גדול לקריסמיס דגם תיק מס' 4 500 גרם
ABK מארז ממתקים ענק לקריסמיס (רכבת) מס' 5 750
גרםקיבלר קרקר שמינייה גבינה צ'דר כתום 311 גרם צ'יז איט קרקר גבינה צהובה 127 גרם מונסטר אולטרה תות 500 מ"ל מונסטר 500 מ"ל ROSSI גומי לעיסה בטעמי פירות 800 גרם בזוקה ברי 120 גרם בזוקה מיקס 120 גרם
ג'וסי
דרופ סוכריה מתפוצצת טרופי 120 גרם
בזוקה טרופי 120 גרם בזוקה פירות 120 גרם אמ אנד אמס כחול קריספי 107 גר' פררו רושר קריסמיס עץ אשוח 150ג' קינדר קריסמיס סנטה עומד 110ג' הריבו דובי גומי חמוץ 175 גרם
הריבו
גומי צ'יפס חמוץ 175ג'
בייגלה ציו מקלות תפו"א 80 גרם בייגלה ציו מקלות מלוחים 100 גרם טרולי גומי ממולא תות 75 גרם טרולי גומי זחלים 150 גרם טרולי מרשמלו בננה 150 גרם טרולי מרשמלו 150 גרם
טרולי גומי ממולא 75 גרם
ENERGY BALLZטרולי גומי ממולא דובדבן קולה 75 גרם טרולי גומי ממולא מנגו 75 גרם ד"ר פפר וניל מוקצף 355 מ"ל ד"ר פפר בטעם אוכמניות 355 מ"ל פרינגלס אדובאדה צילי 158 גרם
חטיף פרינגלס דבש חרדל 158
גרםשוקולד קינדר מקסי שישייה 126 גרם קינדר קריסמיס סנטה עומד 55ג' ד"ר פפר אורגינל 355 מ"ל קלוגס קורנפלקס דגני בוקר תירס 250 גרם גונץ שוקולד לוח שנה מיקי מאוס 50 גרם
FROZEN שוקולד לוח שנה לשבור את
הקרח 50 גרם
צילינדר אייסקונפקט קריסמס 500 גרם MORITZ WAWI סנטה שקית 200 גרם WAWI סנטה קלנדר 50 גרם WAWI סנטה בודד עם כובע 80 גרם WAWI שוק' סנטה בודד עם כובע וכיס 200גר'
ריטר חלב עם
אמיצ'לי 100 גרם
חנוכיה פח זהב חנוכה שמח 25X14 סמ גוסי ממתק ג'ל בצורת עט בטעם פטל 15 גרם גוסי ממתק ג'ל בצורת עט בטעם אבטיח 15 גרם גוסי ממתק ג'ל בצורת עט בטעם תות 15 גרם
גומי דיפ מקלות עם ג'ל חמוץ
בטעם תות 30 גרם
גומי דיפ מקלות עם ג'ל חמוץ בטעם פטל 30 גרם בונבונירה דובאי 200 גרם גוסי ג'ל בקבוק חמוץ 20 גרם גוסי ג'ל סמיילי 20 גרם מארז 6 יח' תיבת אוצר פלסטיק קינדר דגנים רביעייה 94 גרם
צעצוע מכונת
מזל+סוכריותלקקן סיסי סטיקס פינגווין תות 9 גרם פרינגלס פילי סטייק גבינה 158 גרם פרינגלס הכל בייגל 158 גרם פרינגלס שמנת בצל צדר 158 גרם פרינגלס מלח וינגרייט 158 גרם פרינגלס ראנץ' 158 גרם
פרינגלס גבינה צ'דר 158
גרםקיבלר קרקר שמינייה קלאב צ'דר 311 גרם פררו קולקשיין גרנד אסורטמנט 197.8 גרם אוראו מארז וניל 12 יח' 441.6 גרם אוראו מארז גלידה 12 יח' 331.2 גרם אוראו מארז שוקו 12 יח' 441.6 גרם
אוראו מארז תות 12 יח' 441.6
גרםממתק אבקה חמוץ- מתוק בטעם תות מארז 6 יח נוטלה 200 גרם גולון טווינס ללא ת.סוכר 147ג' גולון סנדוויץ' שוקולד ל.סוכר 250ג' גולון דיאג'סטיב מוזלי 365ג' מסטיק חמוץ בטעם תות שדה 40 יחידות 328 גרם
מסטיק חמוץ
בטעם מנגו 40 יחידות 328 גרם
מסטיק חמוץ בטעמים שונים 40 יחידות 328 גרם מסטיק חמוץ בטעם דובדבן לימון פסיפלורה 40 יחידות 328 גרם בד"צ טורינו חלב 320ג' בד"צ רגוסה קלאסיק 100ג' הריבו בלוני לבבות 140 גרם
הריבו
נחשים תאומים 154 גרם
הריבו שקית 160 גרם דובי צבעוני הריבו מיקס אדומים 175 גרם הריבו כוכבים 175 גרם ריטר לבן סמרטיס 100 גרם ריטר חלב סמרטיס 100 גרם דוריטוס רוטב דיפ סלסה חריף עדין 300 גרם
דוריטוס רוטב
דיפ נאציו גבינה 280 גרם
דוריטוס רוטב דיפ סלסה חריף 300 גרם דוריטוס רוטב דיפ שמנת חמוצה ושום 280 גרם קווסט עוגיית חלבון שוקולד צ'יפסקווסט עוגיית חלבון חמאת בוטנים שוקולד צ'יפס
מארז לקקן ברבי 30 יח' 390
גרםקינדר ג'וי שלישייה 60 גרם מרשמלו 150 גר – סוניק מארז מקלות מרשמלו יאמס צבעוני 18 יח' 270 גרם מרשמלו פרחים יאמס 160 גרם מרשמלו לבבות יאמס 160 גרם מרשמלו לבבות יאמס כחול לבן 160 גרם
ממתק מרשמלו
פרחים צבעוני בטעם תות וניל 500 גרם BOULOS
ממתק מרשמלו לבבות ורוד לבן בטעם תות וניל 500 גרם BOULOS ממתק מרשמלו מסולסל BOULOSתכלת לבן בטעם תות וניל 500 גרם
ממתק מרשמלו מסולסל
BOULOSורוד לבן בטעם תות וניל 500 גרם
ממתק מרשמלו כריות ורוד,לבן בטעם תות וניל 500 גרם BOULOS ממתק מרשמלו מסולסל צבעוני BOULOSבטעם תות וניל 500 גרם פופין מרשמלו טוויסט אבטיח 120 גרם
פופין
מרשמלו טוויסט אוכמניות 120 גרם
פופין מרשמלו 3D תות שדה 100 גרם קטשופ סרירצ'ה חריף 567ג' סוכריות סודה בצורת אבן נייר ומספרים 216 גרם פס טעים בטעם תותי פרוטי עשירייה 150 גרם
לקקן שרביט הקסמים 24
גרםפס טעים בטעם תות עשירייה 150 גרם פס טעים בטעם אבטיח עשירייה 150 גרם עיד פרש דפי מנטה תות אדום 0.6 גרם לארבי מרשמלו אבטיח 180ג' לארבי מרשמלו לב 180ג' לארבי מרשמלו פרח 180ג'
הריבו מרשמלו ורוד
לבן 175ג'
הריבו מרשמלו אקזוטיק 175ג' WOW Z קלסטרס פירות 85 גרם WOW Z קלסטרס פירות יער 85 גרם שוקולד Angel hair צמר גפן עם פיסטוק 150 גרם טבלת שוקולד דובאי לבן 200 גרם
טבלת שוקולד דובאי חלב 200
גרםWOW Z רופ משפחתי פירות 100 גרם מקל סבא צבעוני 144 גרם מקל סבא כחול לבן 144 גרם מקל סבא ורוד לבן 144 גרם קלבי חטיף צ'יפס שוקולד 40 גרם גולון דיאג'סטיב תפוז 280ג' גולון באטר פליי 495ג'
לינדור חלב 600
גרםפולרטי חטיפי קרח 400 מ"ל ורוד ממרח נוטלה טבעוני 350 גרם טבלת פררו רושר שוקולד מריר 70% 90 גרם ביצת קינדר קלאסי שלישייה 60 גרם מסטיק אגוגו בטעם פירות 40 יחידות 330 גרם
ריצ סנדביץ גליל בטעם גבינה 91
גרםמרשמלו כובע כחול לבן 500 גרם מרשמלו מיני כחול פיני 500 ג מרשמלו מיני ורוד פיני 500 ג מרשמלו גולף כחול 500 גרם מרשמלו גולף אדום 500 גרם סוכריות סודה בצורת טטריס 216 גרם
סוכריות סודה בצורת כלי עבודה 216
גרםסוויטאנגו אבקה להכנת אייס קפה 250 גרם סוויטאנגו ממתיק 700 גרם סוכריות סודה בצורת חותמת 198 גרם סוכריות סודה בצורת פיצה 180 גרם מרשמלו חטיפי העמק 30 גרם ממרח תמרים 450 גרם קליית גת
שקית
ההפתעות ממתקים "חגשבי" בינוניטרנד לארבי מנגו וקשיו 28ג' טרנד לארבי תות שלם מיובש לבן 60ג' טרנד לארבי תות שלם מיובש שוקו 60ג' טרנד לארבי תות שלם מיובש מאצ'ה 60ג' מארז ממתקים שקית הפתעה טסהג'מבו
טורטילה צ'יפס בטעם גבינת נאצ'ו 100 גרם
ג'מבו טורטילה צ'יפס בטעם ברביקיו 100 גרם שקית שימחת תורה בינוניתתערובת להכנת צ'ורוס 500ג' פילסברי קרם גבינת שמנת 453 גרם פילסברי ציפוי קרמל מלוח 453ג'
פילסברי קרם
קרמל 453 גרם
פילסברי ציפוי וניל ל.ת.סוכר 454ג' ריסז רוטב ח.בוטנים 198ג' קינדר הפי היפו חמישייה 105 גרם צ'יטוס מק אנד צ'יז פליימינג הוט 160ג' הריבו קינדר מיקס 375ג' הריבו לשון תוססת ל. ג'לטין 185ג'
מסטיק מנטוס תות
שדה חמוץ 60 גרם
מסטיק מנטוס תפוח ירוק חמוץ 60 גרם אוראו עוגה סנדביץ שוקולד תפוז 88 גרם ריצ סנדביץ דאבל גבינה 67 גרם ריצ סנדביץ דאבל לימון 67 גרם ריצ סנדביץ גבינה מלוחה 67 גרם
אוראו קופסא עוגת יומולדת 97
גרםאוראו תות שדה 97 גרם אמ אנד אמס שוקו חום 363 גר' - K אמ אנד אמס צהוב בוטנים 125 גר' אמ אנד אמס קריספי כחול 309 גר' אמ אנד אמס פאוצ' חום 125 גר' - K פופפולי פופקורן 240 גרם צדר חלפיניו
פופפולי פופקורן
240 גרם מתוק מלוח
פופפולי פופקורן 240 גרם מרשמלו פופפולי פופקורן 240 גרם חמאה סינמה פופפולי פופקורן 240 גרם טבעי פופפולי פופקורן 240 גרם חמאה אורגני פופפולי פופקורן 240 גרם מלח ים
פופפולי פופקורן 240 גרם מלח
ים ופלפלפופפולי פופקורן 240 גרם קרמל מלוח פופפולי פופקורן 240 גרם צדר לבן פופפולי פופקורן 240 גרם צדר צהוב פופפולי פופקורן 240 גרם חמאה מופחת שומן פופפולי פופקורן 240 גרם חמאה
פופפולי פופקורן 240 גרם קינמון
טוסטפופפולי פופקורן 240 גרם צדר חריף נסטלה 8יח אבקת שוקו מרשמלו 193.6ג' צ'ופה צ'ופס שערות סבתא מסטיק בטעם אבטיח 11 גרם צופה צופס שערות סבתא מסטיק בטעם פירות 11 גרם לקקן ג'ל לב תות 156 גרם
לקקן
ג'ל בטעם אבטיח 156 גרם
לקקן ג'ל בטעם קולה 156 גרם לקקן בטעם גלידת שוקו קרמל 200 גרם לקקן ברווזון בטעם תות שדה 240 גרם מארז 8 יח' לקקן ברבי 80 גרם מארז לקקן בטעם גלידת תות 200 גרם לקקן ברבי 13 גרם
מייק
אנד אייק פטל כחול חמוץ 120 גרם
ROVELLI שוקולד בעיצוב דבורה פרלינים 800 גרם ROVELLI שוקולד חג שמח חום זהב חלב פרלינים 800 גרם שופר פלסטיק טבעי 22 ס"מ צלחת "8 שנה טובה - 10 יח'
צלחת "10 שנה טובה